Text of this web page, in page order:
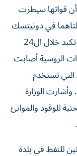
أن قواتها سيطرت
في دونيتسك
شرق أوكرانيا. وذكرت أن الجيش الأوكراني تكبد خلال ال24
الروسية أصابت
التي تستخدم
الوزارة
للوقود والموانئ
للنفط في بلدة